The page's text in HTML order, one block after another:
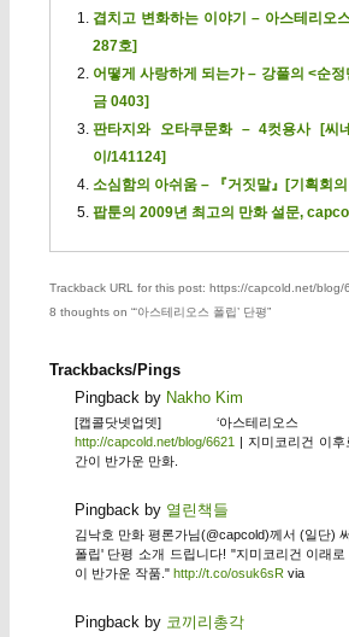
겹치고 변화하는 이야기 – 아스테리오
287호]
어떻게 사랑하게 되는가 – 강풀의 <순정
금 0403]
판타지와 오타쿠문화 – 4컷용사 [씨
이/141124]
소심함의 아쉬움 – 『거짓말』[기획회
팝툰의 2009년 최고의 만화 설문,
Trackback URL for this post: https://capcold.net/blog/
8 thoughts on “‘아스테리오스 폴립’ 단평”
Trackbacks/Pings
Pingback by Nakho Kim
[캡콜닷넷업뎃] ‘아스테리오
http://capcold.net/blog/6621 | 지미코리건 이
간이 반가운 만화.
Pingback by 열린책들
김낙호 만화 평론가님(@capcold)께서 (일단)
폴립' 단평 소개 드립니다! "지미코리건 이래
이 반가운 작품." http://t.co/osuk6sRvia
Pingback by 코끼리총각